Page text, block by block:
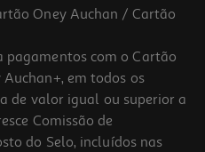
Oney Auchan / Cartão
pagamentos com o Cartão
em todos os
de valor igual ou superior a
Comissão de
do Selo, incluídos nas